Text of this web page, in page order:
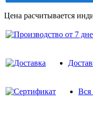
Цена расчитывается
Вся